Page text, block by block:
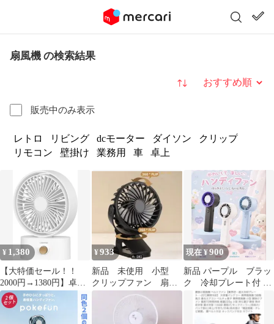
扇風機 の検索結果
販売中のみ表示
並び替え
レトロ リビング dcモーター ダイソン
クリップ
リモコン
壁掛け 業務用 車 卓上
¥ 1,380
【大特価セール！！
2000円→1380円】卓上
扇風機 首振り 小型 usb
充電式 強力 2000mAh大
容量 風量10段階調節 コ
¥933
新品 未使用 小型
クリップファン 扇風
機 USB充電 ハンデ
現在 ¥900
新品 パープル ブラッ
ク 冷却プレート付 ハ
ンディファン 扇風機 ポ
ータブル